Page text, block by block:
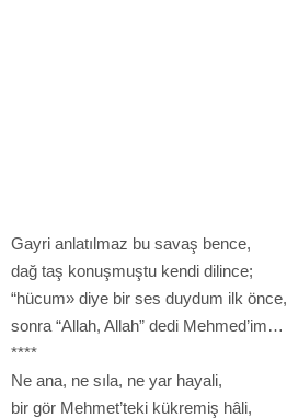
Gayri anlatılmaz bu savaş bence,
dağ taş konuşmuştu kendi dilince;
“hücum» diye bir ses duydum ilk önce,
sonra “Allah, Allah” dedi Mehmed’im…
****
Ne ana, ne sıla, ne yar hayali,
bir gör Mehmet’teki kükremiş hâli,